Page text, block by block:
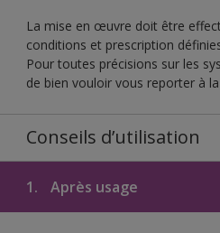
La mise en œuvre doit être
conditions et prescription
Pour toutes précisions sur les
de bien vouloir vous reporter à
Conseils d’utilisation
1. Après usage